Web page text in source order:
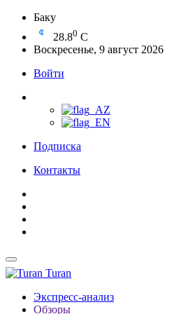
Баку
28.80 C
Воскресенье, 9 август 2026
Войти
Подписка
Контакты
Turan
Экспресс-анализ
Обзоры